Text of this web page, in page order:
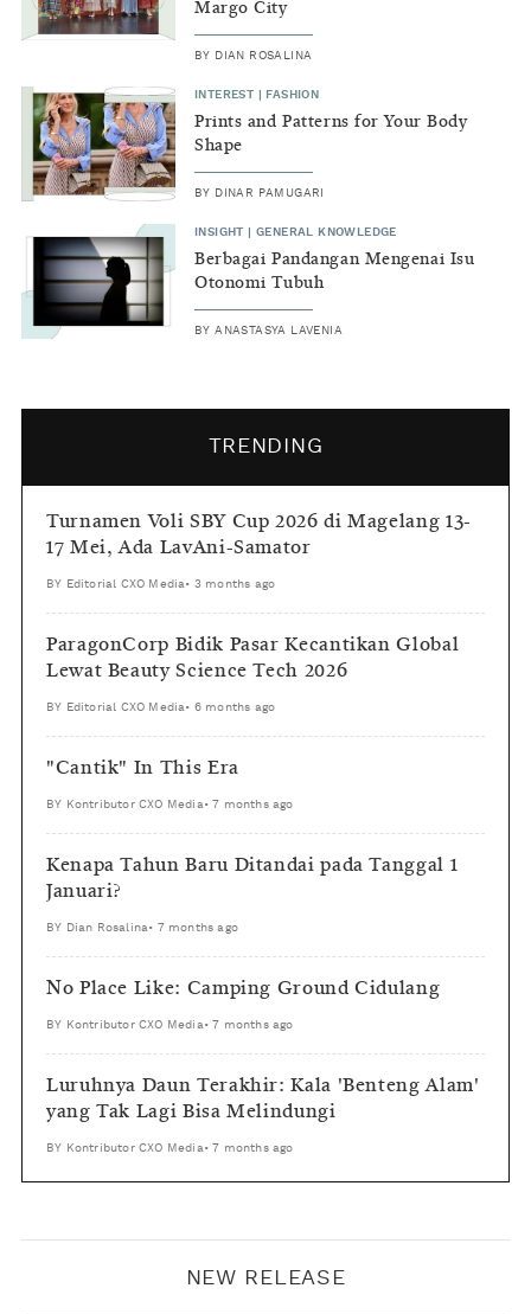
Margo City
BY DIAN ROSALINA
INTEREST FASHION
Prints and Patterns for Your Body
Shape
BY DINAR PAMUGARI
INSIGHT |GENERAL KNOWLEDGE
Berbagai Pandangan Mengenai Isu
Otonomi Tubuh
BYANASTASYA LAVENIA
TRENDING
Turnamen Voli SBY Cup 2026 di Magelang 13-
17 Mei, Ada LavAni-Samator
BY Editorial CXO Media • 3 months ago
ParagonCorp Bidik Pasar Kecantikan Global
Lewat Beauty Science Tech 2026
BY Editorial CXO Media • 6 months ago
"Cantik" In This Era
BY Kontributor CXO Media •7 months ago
Kenapa Tahun Baru Ditandai pada Tanggal 1
Januari?
BY Dian Rosalina • 7 months ago
No Place Like: Camping Ground Cidulang
BY Kontributor CXO Media •7 months ago
Luruhnya Daun Terakhir: Kala 'Benteng Alam'
yang Tak Lagi Bisa Melindungi
BY Kontributor CXO Media •7 months ago
NEW RELEASE